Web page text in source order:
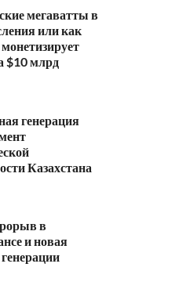
мегаватты в
или как
$10 млрд
генерация
Казахстана
в
и новая